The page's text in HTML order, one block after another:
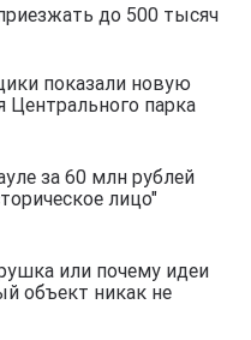
до 500 тысяч
показали новую
Центрального парка
за 60 млн рублей
лицо"
или почему идеи
объект никак не